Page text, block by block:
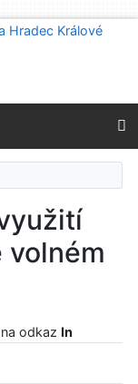
volném
odkaz In